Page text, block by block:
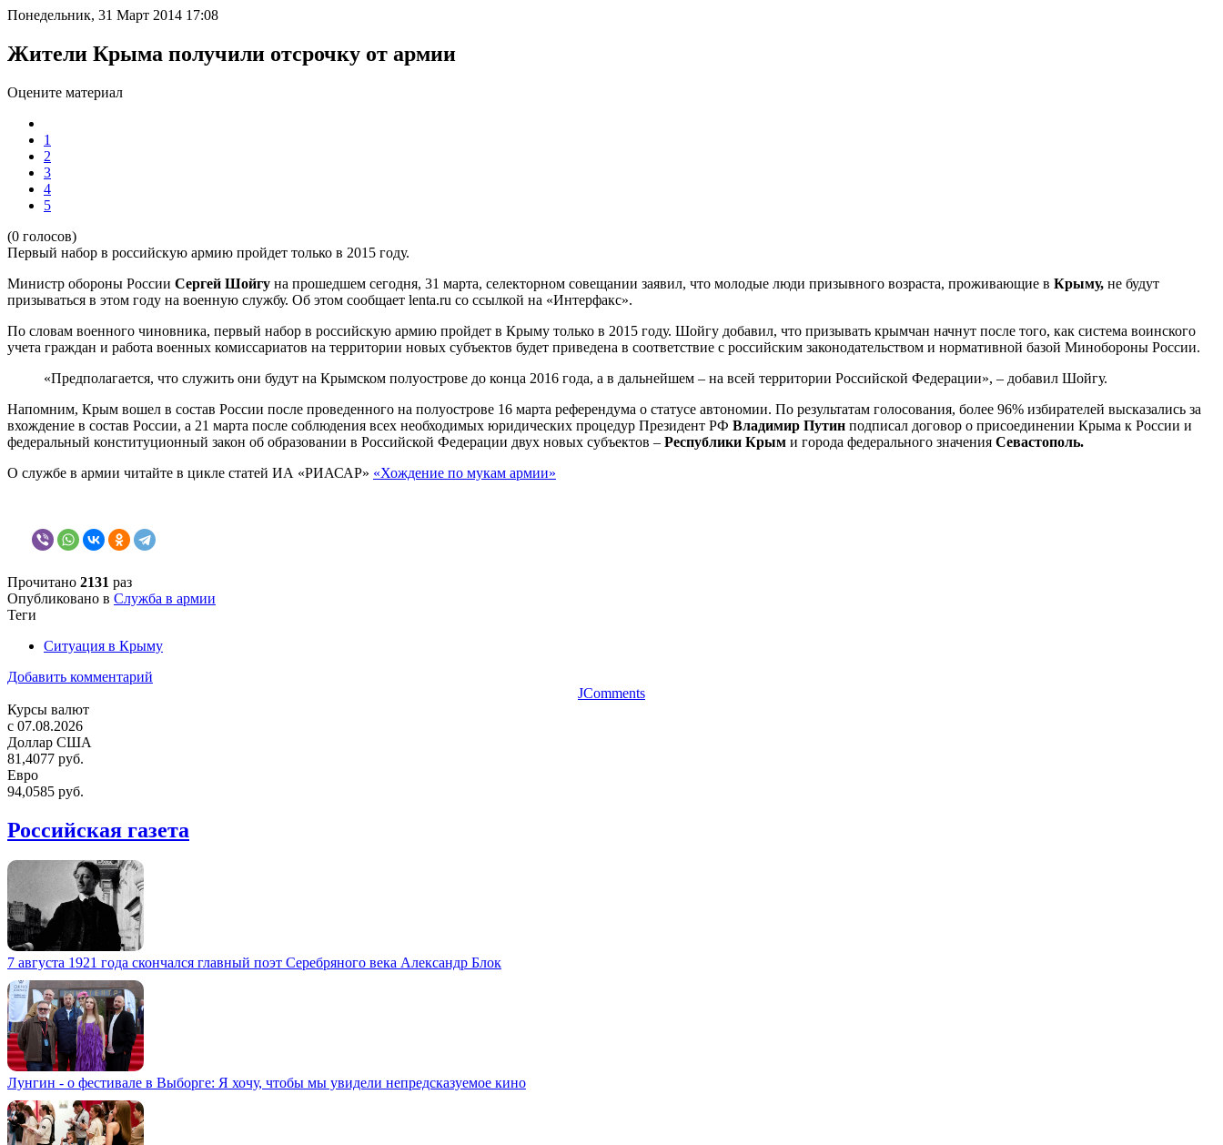
Понедельник, 31 Март 2014 17:08
Жители Крыма получили отсрочку от армии
Оцените материал
1
2
3
4
5
(0 голосов)
Первый набор в российскую армию пройдет только в 2015 году.
Министр обороны России Сергей Шойгу на прошедшем сегодня, 31 марта, селекторном совещании заявил, что молодые люди призывного возраста, проживающие в Крыму, не будут
призываться в этом году на военную службу. Об этом сообщает lenta.ru со ссылкой на «Интерфакс».
По словам военного чиновника, первый набор в российскую армию пройдет в Крыму только в 2015 году. Шойгу добавил, что призывать крымчан начнут после того, как система воинского
учета граждан и работа военных комиссариатов на территории новых субъектов будет приведена в соответствие с российским законодательством и нормативной базой Минобороны России.
«Предполагается, что служить они будут на Крымском полуострове до конца 2016 года, а в дальнейшем – на всей территории Российской Федерации», – добавил Шойгу.
Напомним, Крым вошел в состав России после проведенного на полуострове 16 марта референдума о статусе автономии. По результатам голосования, более 96% избирателей высказались за
вхождение в состав России, а 21 марта после соблюдения всех необходимых юридических процедур Президент РФ Владимир Путин подписал договор о присоединении Крыма к России и
федеральный конституционный закон об образовании в Российской Федерации двух новых субъектов – Республики Крым и города федерального значения Севастополь.
О службе в армии читайте в цикле статей ИА «РИАСАР» «Хождение по мукам армии»
Прочитано 2131 раз
Опубликовано в Служба в армии
Теги
Ситуация в Крыму
Добавить комментарий
JComments
Курсы валют
c 07.08.2026
Доллар США
81,4077 руб.
Евро
94,0585 руб.
Российская газета
7 августа 1921 года скончался главный поэт Серебряного века Александр Блок
Лунгин - о фестивале в Выборге: Я хочу, чтобы мы увидели непредсказуемое кино